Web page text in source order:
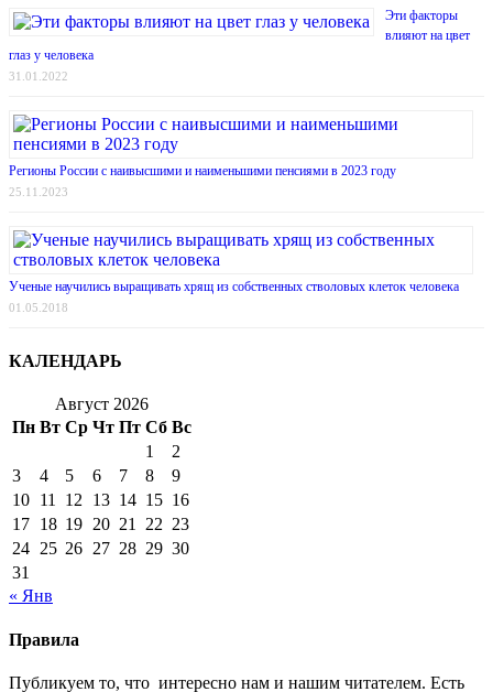
Эти факторы
влияют на цвет
глаз у человека
31.01.2022
Регионы России с наивысшими и наименьшими пенсиями в 2023 году
25.11.2023
Ученые научились выращивать хрящ из собственных стволовых клеток человека
01.05.2018
КАЛЕНДАРЬ
Август 2026
Пн Вт Ср Чт Пт Сб Вс
1
2
3
4 5 6 7 8
9
10 11 12 13 14 15 16
17 18 19 20 21 22 23
24 25 26 27 28 29 30
31
« Янв
Правила
Публикуем то, что интересно нам и нашим читателем. Есть